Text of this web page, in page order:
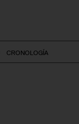
CRONOLOGÍA